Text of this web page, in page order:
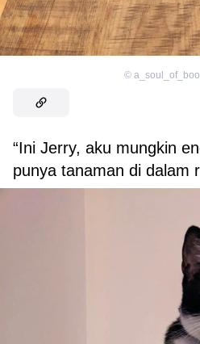
©
“Ini Jerry, aku mungkin
punya tanaman di dalam